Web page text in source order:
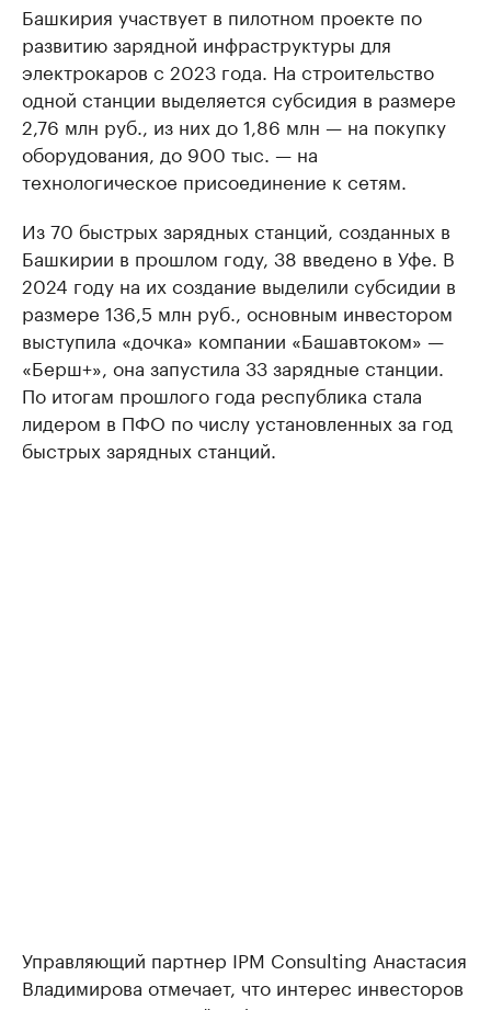
Башкирия участвует в пилотном проекте по
развитию зарядной инфраструктуры для
электрокаров с 2023 года. На строительство
одной станции выделяется субсидия в размере
2,76 млн руб., из них до 1,86 млн — на покупку
оборудования, до 900 тыс. — на
технологическое присоединение к сетям.
Из 70 быстрых зарядных станций, созданных в
Башкирии в прошлом году, 38 введено в Уфе. В
2024 году на их создание выделили субсидии в
размере 136,5 млн руб., основным инвестором
выступила «дочка» компании «Башавтоком» —
«Берш+», она запустила 33 зарядные станции.
По итогам прошлого года республика стала
лидером в ПФО по числу установленных за год
быстрых зарядных станций.
Управляющий партнер IPM Consulting Анастасия
Владимирова отмечает, что интерес инвесторов